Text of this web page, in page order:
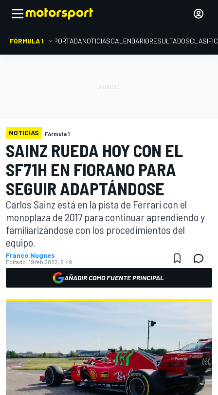
FÓRMULA 1 PORTADANOTICIASCALENDARIORESULTADOS
NOTICIAS Fórmula 1
SAINZ RUEDA HOY CON EL
SF71H EN FIORANO PARA
SEGUIR ADAPTÁNDOSE
Carlos Sainz está en la pista de Ferrari con el
monoplaza de 2017 para continuar aprendiendo y
familiarizándose con los procedimientos del
equipo.
Franco Nugnes
Editado: 19 feb 2022, 6:49
AÑADIR COMO FUENTE PRINCIPAL